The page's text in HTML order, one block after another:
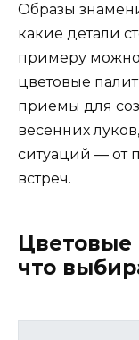
Образы
какие детали
примеру можно
цветовые
приемы для
весенних
ситуаций — от
встреч.
Цветовые
что